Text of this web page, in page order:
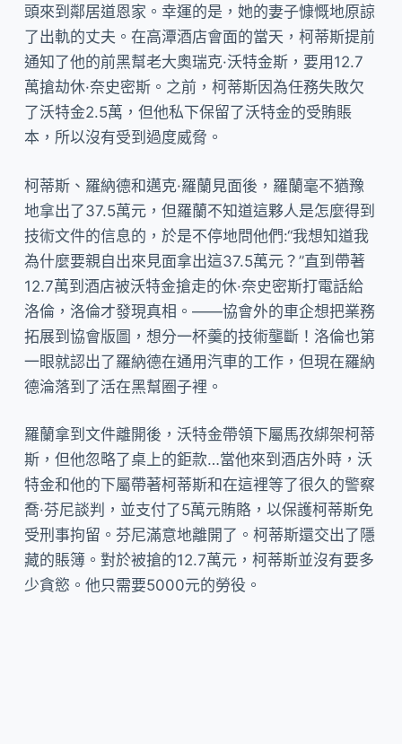
頭來到鄰居道恩家。幸運的是，她的妻子慷慨地原諒
了出軌的丈夫。在高潭酒店會面的當天，柯蒂斯提前
通知了他的前黑幫老大奧瑞克·沃特金斯，要用12.7
萬搶劫休·奈史密斯。之前，柯蒂斯因為任務失敗欠
了沃特金2.5萬，但他私下保留了沃特金的受賄賬
本，所以沒有受到過度威脅。
柯蒂斯、羅納德和邁克·羅蘭見面後，羅蘭毫不猶豫
地拿出了37.5萬元，但羅蘭不知道這夥人是怎麼得到
技術文件的信息的，於是不停地問他們:“我想知道我
為什麼要親自出來見面拿出這37.5萬元？”直到帶著
12.7萬到酒店被沃特金搶走的休·奈史密斯打電話給
洛倫，洛倫才發現真相。——協會外的車企想把業務
拓展到協會版圖，想分一杯羹的技術壟斷！洛倫也第
一眼就認出了羅納德在通用汽車的工作，但現在羅納
德淪落到了活在黑幫圈子裡。
羅蘭拿到文件離開後，沃特金帶領下屬馬孜綁架柯蒂
斯，但他忽略了桌上的鉅款…當他來到酒店外時，沃
特金和他的下屬帶著柯蒂斯和在這裡等了很久的警察
喬·芬尼談判，並支付了5萬元賄賂，以保護柯蒂斯免
受刑事拘留。芬尼滿意地離開了。柯蒂斯還交出了隱
藏的賬簿。對於被搶的12.7萬元，柯蒂斯並沒有要多
少貪慾。他只需要5000元的勞役。